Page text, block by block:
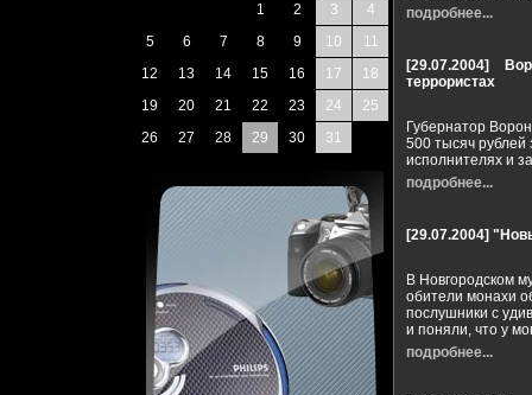
1
2 3
4
5
6 7 8 9 10
11
12
13 14 15 16 17
18
19
20 21 22 23 24
25
26
27 28 29 30 31
подробнее...
[29.07.2004]
террористах
Губернатор
500 тысяч
исполнителях и
подробнее...
[29.07.2004]
В Новгородском
обители монахи
послушники с
и поняли, что у
подробнее...